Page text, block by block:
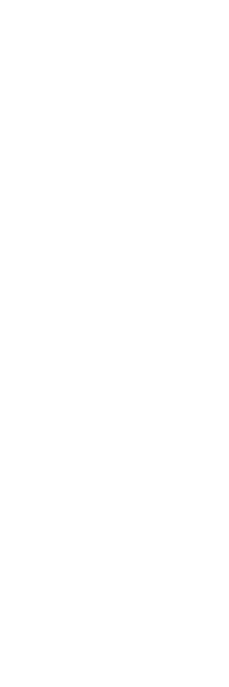
させていただ
了承ください。
き作成されるも
をご了承くださ
ようお願いしま
にご登録され
社の共同利用者
ありません。
です。
ず変更すること
1000ppm以下、
下、フタル酸ジブチ
はありません。
品に未対応品が
年1月12日よ
) : 1000ppm、
、
ない年数を意
貨物等」とい
可)を取得する
要な手段を講じ
ムロン制御